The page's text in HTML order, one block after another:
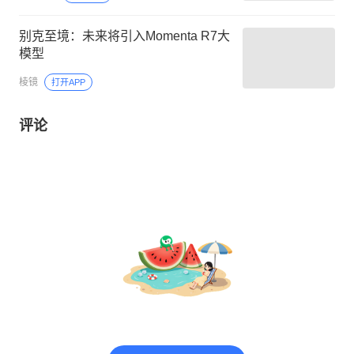
别克至境：未来将引入Momenta R7大
模型
棱镜 打开APP
评论